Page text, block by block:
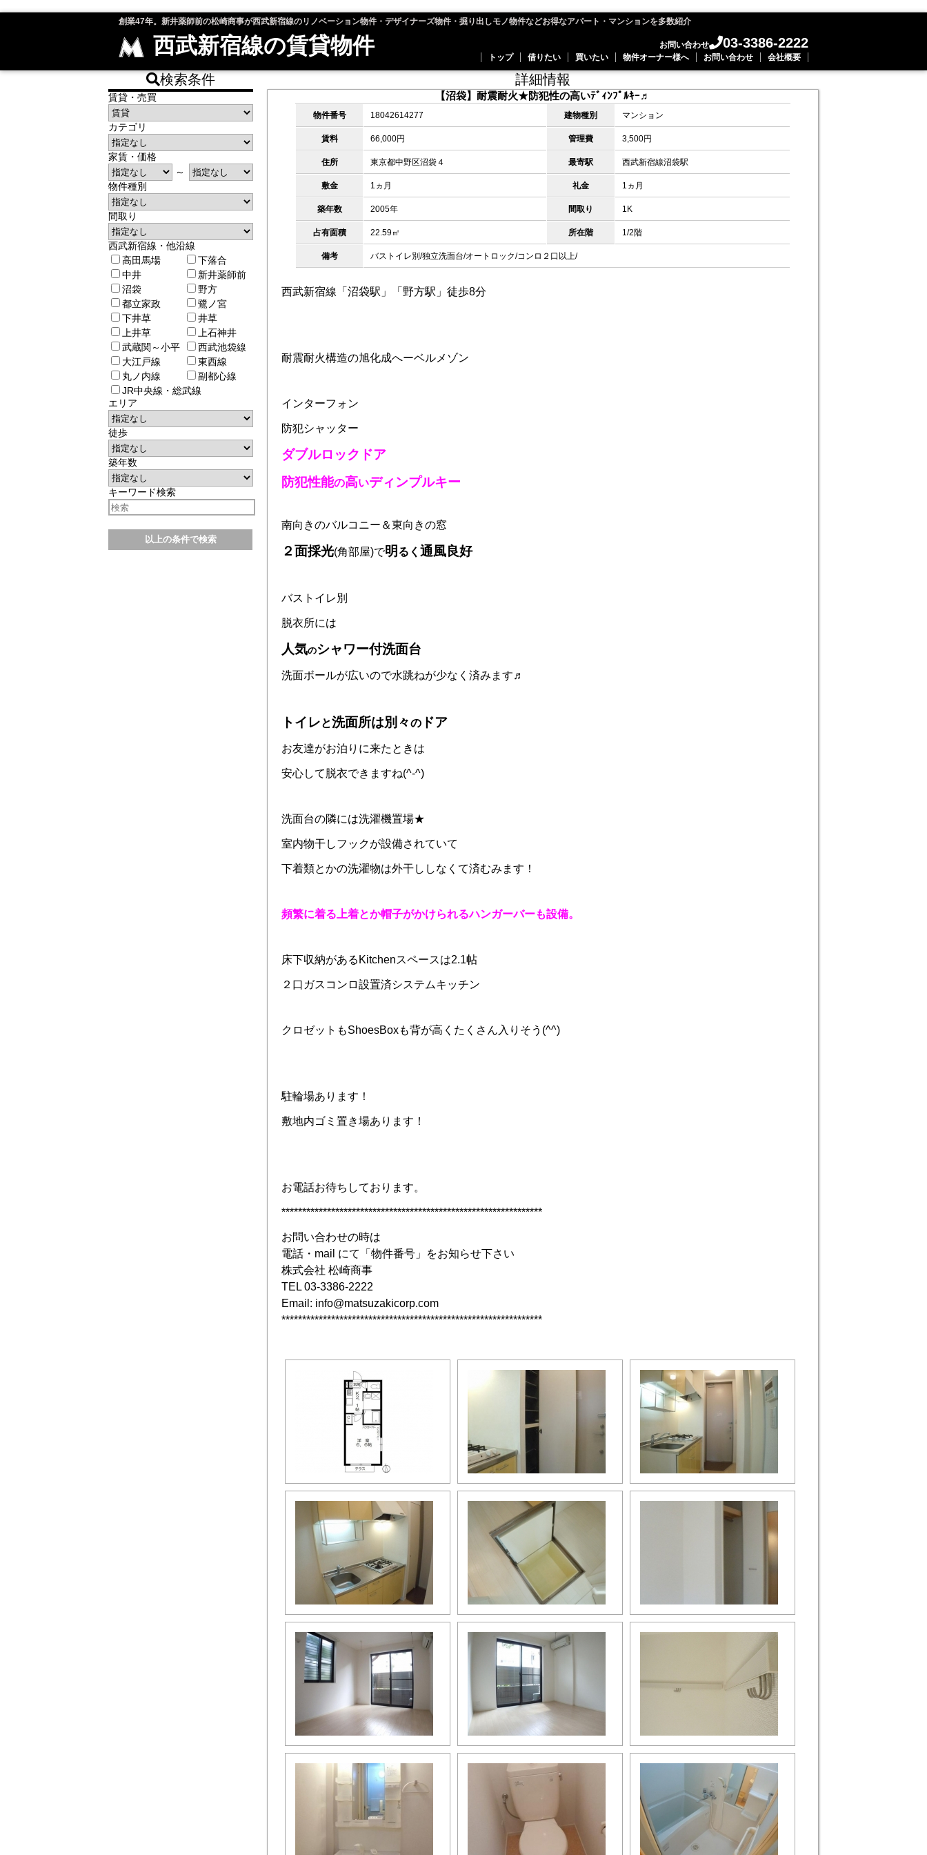
創業47年。新井薬師前の松崎商事が西武新宿線のリノベーション物件・デザイナーズ物件・掘り出しモノ物件などお得なアパート・マンションを多数紹介
西武新宿線の賃貸物件 お問い合わせ 03-3386-2222
トップ 借りたい 買いたい 物件オーナー様へ お問い合わせ 会社概要
詳細情報
【沼袋】耐震耐火★防犯性の高いﾃﾞｨﾝﾌﾟﾙｷｰ♬
物件番号 18042614277 建物種別 マンション
賃料 66,000円 管理費 3,500円
住所 東京都中野区沼袋４ 最寄駅 西武新宿線沼袋駅
敷金 1ヵ月 礼金 1ヵ月
築年数 2005年 間取り 1K
占有面積 22.59㎡ 所在階 1/2階
備考 バストイレ別/独立洗面台/オートロック/コンロ２口以上/
西武新宿線「沼袋駅」「野方駅」徒歩8分
耐震耐火構造の旭化成へーベルメゾン
インターフォン
防犯シャッター
ダブルロックドア
防犯性能の高いディンプルキー
南向きのバルコニー＆東向きの窓
２面採光(角部屋)で明 るく 通風良好
バストイレ別
脱衣所には
人気のシャワー付洗面台
洗面ボールが広いので水跳ねが少なく済みます♬
トイレと洗面所は別々の ドア
お友達がお泊りに来たときは
安心して脱衣できますね(^-^)
洗面台の隣には洗濯機置場★
室内物干しフックが設備されていて
下着類とかの洗濯物は外干ししなくて済むみます！
頻繁に着る上着とか帽子がかけられるハンガーバーも設備。
床下収納があるKitchenスペースは2.1帖
２口ガスコンロ設置済システムキッチン
クロゼットもShoesBoxも背が高くたくさん入りそう(^^)
駐輪場あります！
敷地内ゴミ置き場あります！
お電話お待ちしております。
***************************************************************
お問い合わせの時は
電話・mail にて「物件番号」をお知らせ下さい
株式会社 松崎商事
TEL 03-3386-2222
Email: info@matsuzakicorp.com
***************************************************************
検索条件
賃貸・売買
カテゴリ
家賃・価格
～
物件種別
間取り
西武新宿線・他沿線
高田馬場
下落合
中井
新井薬師前
沼袋
野方
都立家政
鷺ノ宮
下井草
井草
上井草
上石神井
武蔵関～小平
西武池袋線
大江戸線
東西線
丸ノ内線
副都心線
JR中央線・総武線
エリア
徒歩
築年数
キーワード検索